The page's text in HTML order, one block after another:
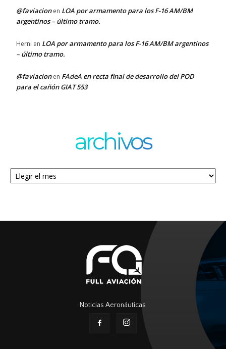
@faviacionen LOA por armamento para los F-16 AM/BM
argentinos – último tramo.
Herni en LOA por armamento para los F-16 AM/BM argentinos
– último tramo.
@faviacionen FAdeA en recta final de desarrollo del POD
para el cañón GIAT 553
archivos
Archivos
Noticias Aeronáuticas